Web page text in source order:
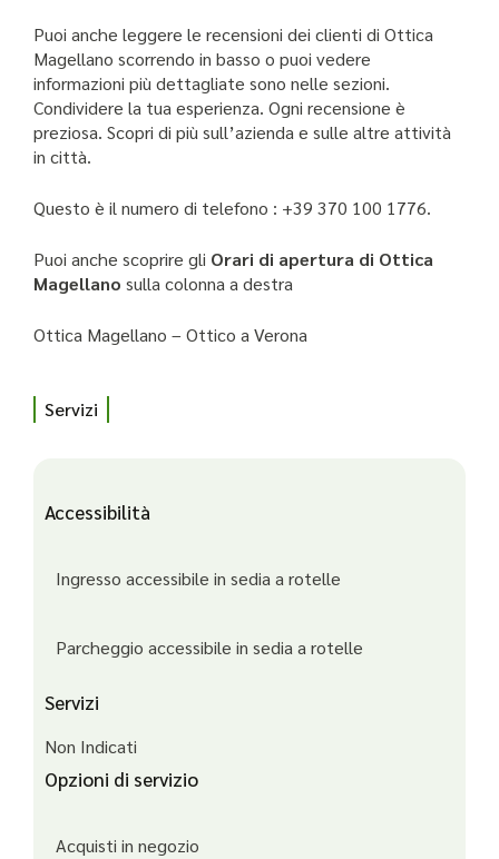
Puoi anche leggere le recensioni dei clienti di Ottica
Magellano scorrendo in basso o puoi vedere
informazioni più dettagliate sono nelle sezioni.
Condividere la tua esperienza. Ogni recensione è
preziosa. Scopri di più sull’azienda e sulle altre attività
in città.
Questo è il numero di telefono : +39 370 100 1776.
Puoi anche scoprire gli Orari di apertura di Ottica
Magellano sulla colonna a destra
Ottica Magellano – Ottico a Verona
Servizi
Accessibilità
Ingresso accessibile in sedia a rotelle
Parcheggio accessibile in sedia a rotelle
Servizi
Non Indicati
Opzioni di servizio
Acquisti in negozio